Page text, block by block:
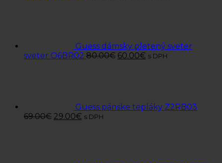
Guess dámsky pletený sveter
sveter O6BR02 80.00€ 60.00€ s DPH
Guess pánske tepláky Z2RB03
69.00€ 29.00€ s DPH